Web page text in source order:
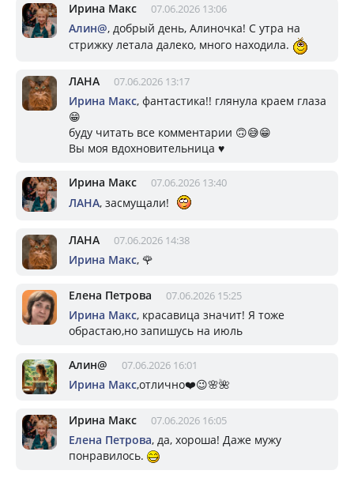
Ирина Макс 07.06.2026 13:06
Алин@, добрый день, Алиночка! С утра на
стрижку летала далеко, много находила.
ЛАНА 07.06.2026 13:17
Ирина Макс, фантастика!! глянула краем глаза
😁
буду читать все комментарии 🙃😅😁
Вы моя вдохновительница ♥️
Ирина Макс 07.06.2026 13:40
ЛАНА, засмущали!
ЛАНА 07.06.2026 14:38
Ирина Макс, 🌹
Елена Петрова 07.06.2026 15:25
Ирина Макс, красавица значит! Я тоже
обрастаю,но запишусь на июль
Алин@ 07.06.2026 16:01
Ирина Макс,отлично❤️😉🌸🌺
Ирина Макс 07.06.2026 16:05
Елена Петрова, да, хороша! Даже мужу
понравилось.